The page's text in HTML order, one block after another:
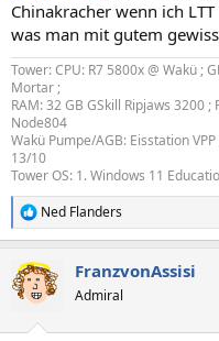
Chinakracher wenn ich
was man mit gutem
Tower: CPU: R7 5800x @ Wakü ;
Mortar ;
RAM: 32 GB GSkill Ripjaws 3200
Node804
Wakü Pumpe/AGB: Eisstation
13/10
Tower OS: 1. Windows 11
R
e
k
t
Ned Flanders
FranzvonAssisi
Admiral